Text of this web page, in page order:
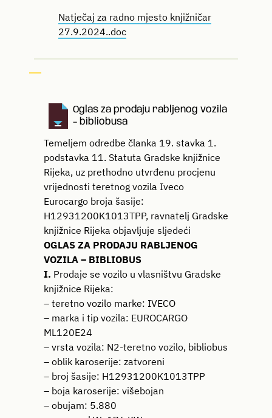
Natječaj za radno mjesto knjižničar
27.9.2024..doc
Oglas za prodaju rabljenog vozila
– bibliobusa
Temeljem odredbe članka 19. stavka 1.
podstavka 11. Statuta Gradske knjižnice
Rijeka, uz prethodno utvrđenu procjenu
vrijednosti teretnog vozila Iveco
Eurocargo broja šasije:
H12931200K1013TPP, ravnatelj Gradske
knjižnice Rijeka objavljuje sljedeći
OGLAS ZA PRODAJU RABLJENOG
VOZILA – BIBLIOBUS
I. Prodaje se vozilo u vlasništvu Gradske
knjižnice Rijeka:
– teretno vozilo marke: IVECO
– marka i tip vozila: EUROCARGO
ML120E24
– vrsta vozila: N2-teretno vozilo, bibliobus
– oblik karoserije: zatvoreni
– broj šasije: H12931200K1013TPP
– boja karoserije: višebojan
– obujam: 5.880